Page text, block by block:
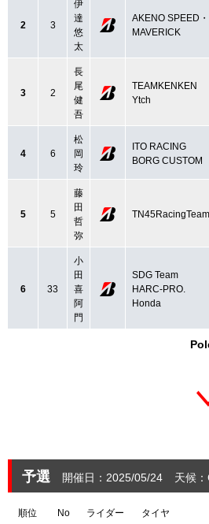
2 3
伊
達
悠
太
AKENO SPEED・
MAVERICK
3 2
長
尾
健
吾
TEAMKENKEN
Ytch
4 6
松
岡
玲
ITO RACING
BORG CUSTOM
5 5
藤
田
哲
弥
TN45RacingTeam
6 33
小
田
喜
阿
門
SDG Team
HARC‐PRO.
Honda
予選 開催日：2025/05/24 天候
順位 No ライダー タイヤ